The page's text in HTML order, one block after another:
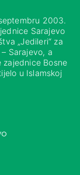
2003.
Sarajevo
„Jedileri“ za
Sarajevo, a
zajednice Bosne
u Islamskoj